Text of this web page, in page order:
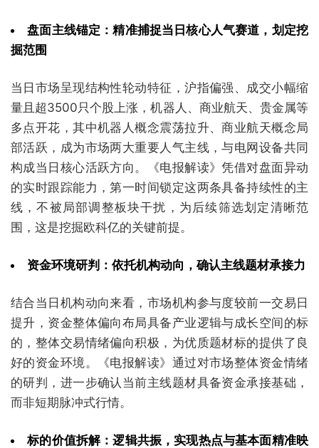
盘面主线锚定：精准捕捉当日核心人气赛道，划定挖
掘范围
当日市场呈现结构性轮动特征，沪指偏强、成交小幅缩
量且超3500只个股上涨，机器人、商业航天、贵金属等
多点开花，其中机器人概念震荡拉升、商业航天概念局
部活跃，成为市场两大重要人气主线，与电网设备共同
构成当日核心活跃方向。《电报解读》凭借对盘面异动
的实时跟踪能力，第一时间锁定这两条具备持续性的主
线，不被局部调整板块干扰，为后续筛选划定清晰范
围，这是挖掘欧科亿的关键前提。
资金环境研判：依托机构动向，确认主线题材承接力
结合当日机构动向来看，市场机构参与度较前一交易日
提升，资金整体偏向布局具备产业逻辑与成长空间的标
的，整体交易情绪偏向积极，为优质题材标的提供了良
好的资金环境。《电报解读》通过对市场整体资金情绪
的研判，进一步确认当前主线题材具备资金承接基础，
而非短期脉冲式行情。
标的价值拆解：逻辑共振，实现热点与基本面精准映